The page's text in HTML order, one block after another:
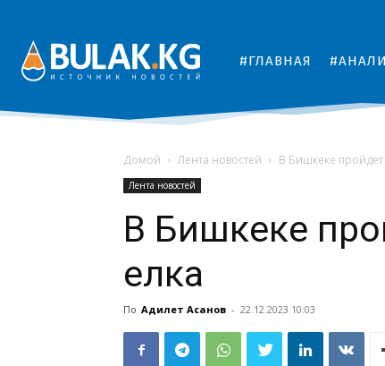
#ГЛАВНАЯ
Домой Лента новостей В Бишкеке пройдет
Лента новостей
В Бишкеке
елка
По Адилет Асанов - 22.12.2023 10:03